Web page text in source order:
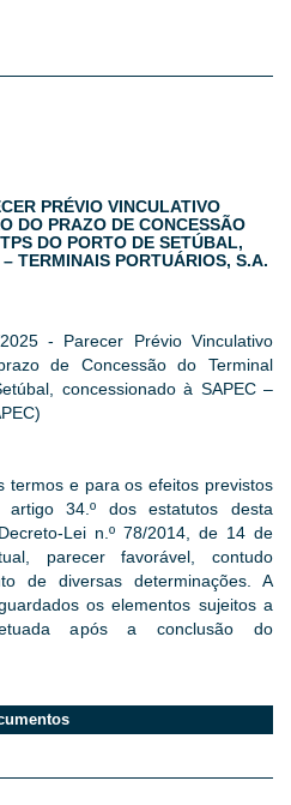
PRÉVIO VINCULATIVO
DO PRAZO DE CONCESSÃO
DO PORTO DE SETÚBAL,
TERMINAIS PORTUÁRIOS, S.A.
- Parecer Prévio Vinculativo
de Concessão do Terminal
concessionado à SAPEC –
termos e para os efeitos previstos
34.º dos estatutos desta
Lei n.º 78/2014, de 14 de
parecer favorável, contudo
de diversas determinações. A
os elementos sujeitos a
após a conclusão do